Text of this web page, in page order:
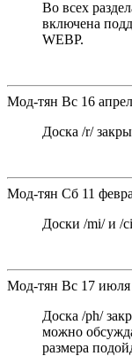
Во всех
включена
WEBP.
Мод-тян Вс 16
Доска /r/
Мод-тян Сб 11
Доски /mi/ и /
Мод-тян Вс 17 июля
Доска /ph/
можно
размера